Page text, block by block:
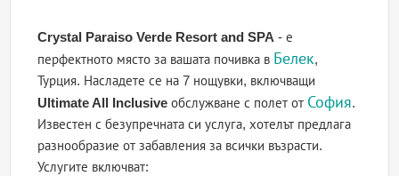
Crystal Paraiso Verde Resort and SPA - е
перфектното място за вашата почивка в Белек,
Турция. Насладете се на 7 нощувки, включващи
Ultimate All Inclusive обслужване с полет от София.
Известен с безупречната си услуга, хотелът предлага
разнообразие от забавления за всички възрасти.
Услугите включват: